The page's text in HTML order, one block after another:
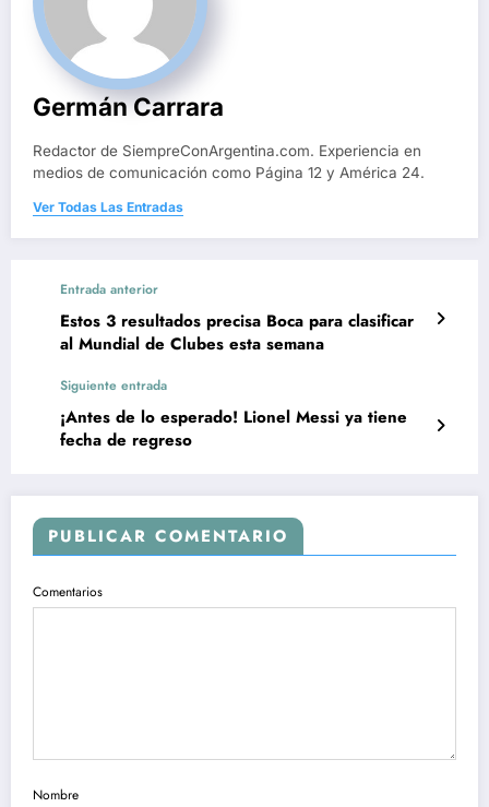
Germán Carrara
Redactor de SiempreConArgentina.com. Experiencia en
medios de comunicación como Página 12 y América 24.
Ver Todas Las Entradas
Entrada anterior
Estos 3 resultados precisa Boca para clasificar
al Mundial de Clubes esta semana
Siguiente entrada
¡Antes de lo esperado! Lionel Messi ya tiene
fecha de regreso
PUBLICAR COMENTARIO
Comentarios
Nombre